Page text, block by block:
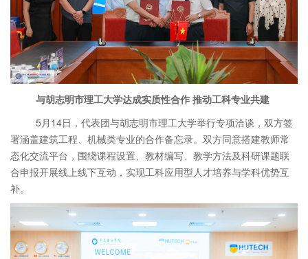
与胡志明市理工大学达成实质性合作 推动工科专业共建
5月14日，代表团与胡志明市理工大学举行专项洽谈，双方签
署涵盖建筑工程、机械类专业的合作备忘录。双方同意搭建教师常
态化交流平台，围绕课程设置、教材编写、教学方法及科研课题联
合申报开展线上线下互动，实现工科应用型人才培养与学科优势互
补。